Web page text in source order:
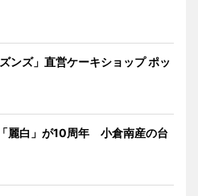
ンズ」直営ケーキショップ ポッ
麗白」が10周年 小倉南産の台